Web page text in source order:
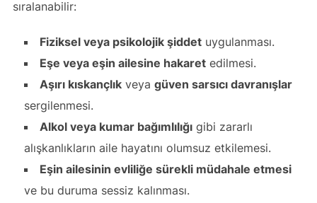
sıralanabilir:
Fiziksel veya psikolojik şiddetuygulanması.
Eşe veya eşin ailesine hakaretedilmesi.
Aşırı kıskançlıkveya güven sarsıcı davranışlar
sergilenmesi.
Alkol veya kumar bağımlılığıgibi zararlı
alışkanlıkların aile hayatını olumsuz etkilemesi.
Eşin ailesinin evliliğe sürekli müdahale etmesi
ve bu duruma sessiz kalınması.